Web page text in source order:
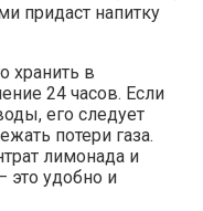
придаст напитку
хранить в
24 часов. Если
его следует
потери газа.
лимонада и
это удобно и